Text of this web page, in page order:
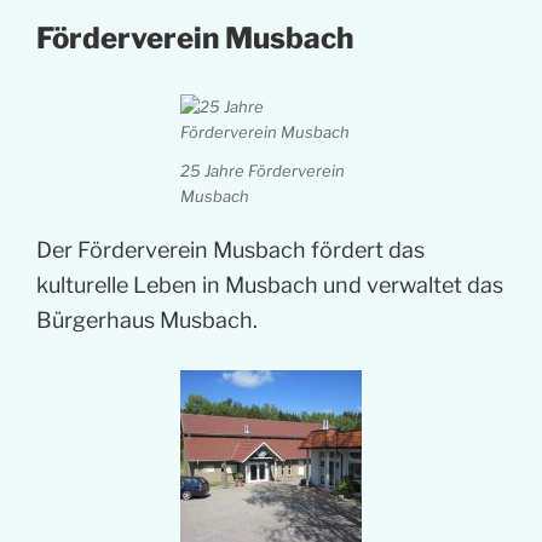
Förderverein Musbach
25 Jahre Förderverein
Musbach
Der Förderverein Musbach fördert das
kulturelle Leben in Musbach und verwaltet das
Bürgerhaus Musbach.